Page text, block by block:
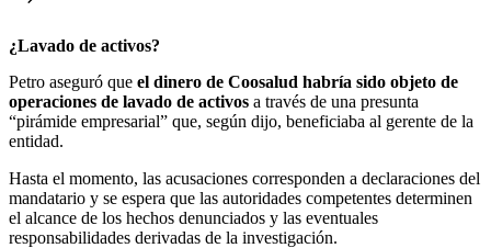
¿Lavado de activos?
Petro aseguró que el dinero de Coosalud habría sido objeto de
operaciones de lavado de activos a través de una presunta
“pirámide empresarial” que, según dijo, beneficiaba al gerente de la
entidad.
Hasta el momento, las acusaciones corresponden a declaraciones del
mandatario y se espera que las autoridades competentes determinen
el alcance de los hechos denunciados y las eventuales
responsabilidades derivadas de la investigación.